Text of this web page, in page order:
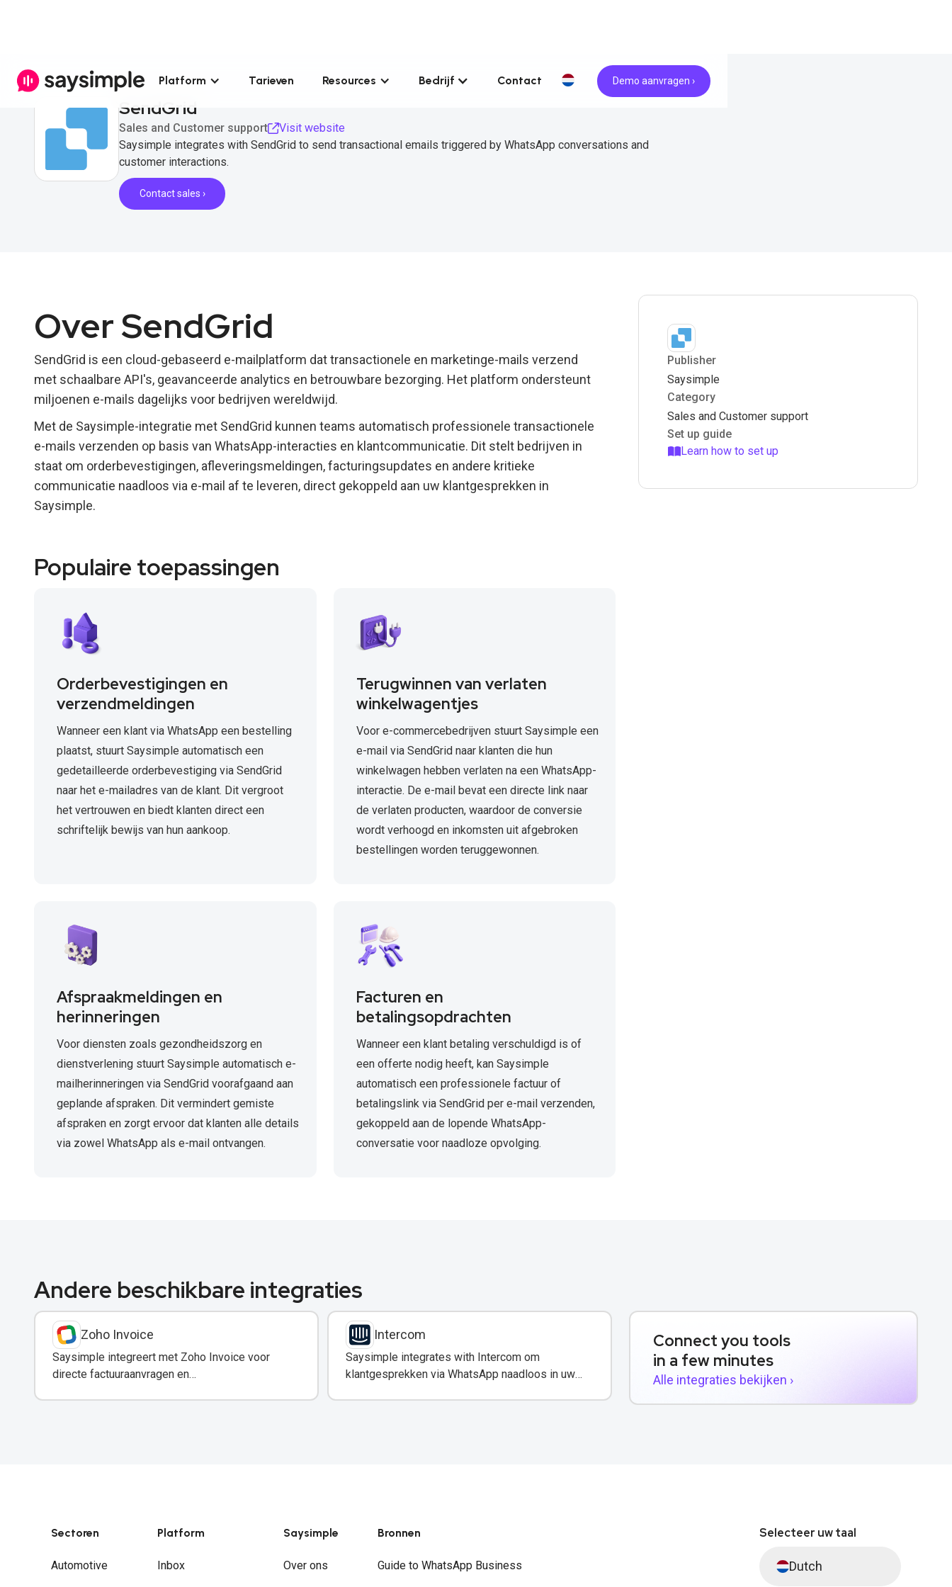
Platform Tarieven Resources Bedrijf Contact Demo aanvragen ›
SendGrid
Sales and Customer support
Visit website
Saysimple integrates with SendGrid to send transactional emails triggered by WhatsApp conversations and
customer interactions.
Contact sales ›
Over SendGrid
SendGrid is een cloud-gebaseerd e-mailplatform dat transactionele en marketinge-mails verzend
met schaalbare API's, geavanceerde analytics en betrouwbare bezorging. Het platform ondersteunt
miljoenen e-mails dagelijks voor bedrijven wereldwijd.
Met de Saysimple-integratie met SendGrid kunnen teams automatisch professionele transactionele
e-mails verzenden op basis van WhatsApp-interacties en klantcommunicatie. Dit stelt bedrijven in
staat om orderbevestigingen, afleveringsmeldingen, facturingsupdates en andere kritieke
communicatie naadloos via e-mail af te leveren, direct gekoppeld aan uw klantgesprekken in
Saysimple.
Populaire toepassingen
Orderbevestigingen en
verzendmeldingen
Wanneer een klant via WhatsApp een bestelling
plaatst, stuurt Saysimple automatisch een
gedetailleerde orderbevestiging via SendGrid
naar het e-mailadres van de klant. Dit vergroot
het vertrouwen en biedt klanten direct een
schriftelijk bewijs van hun aankoop.
Terugwinnen van verlaten
winkelwagentjes
Voor e-commercebedrijven stuurt Saysimple een
e-mail via SendGrid naar klanten die hun
winkelwagen hebben verlaten na een WhatsApp-
interactie. De e-mail bevat een directe link naar
de verlaten producten, waardoor de conversie
wordt verhoogd en inkomsten uit afgebroken
bestellingen worden teruggewonnen.
Afspraakmeldingen en
herinneringen
Voor diensten zoals gezondheidszorg en
dienstverlening stuurt Saysimple automatisch e-
mailherinneringen via SendGrid voorafgaand aan
geplande afspraken. Dit vermindert gemiste
afspraken en zorgt ervoor dat klanten alle details
via zowel WhatsApp als e-mail ontvangen.
Facturen en
betalingsopdrachten
Wanneer een klant betaling verschuldigd is of
een offerte nodig heeft, kan Saysimple
automatisch een professionele factuur of
betalingslink via SendGrid per e-mail verzenden,
gekoppeld aan de lopende WhatsApp-
conversatie voor naadloze opvolging.
Publisher
Saysimple
Category
Sales and Customer support
Set up guide
Learn how to set up
Andere beschikbare integraties
Zoho Invoice
Saysimple integreert met Zoho Invoice voor
directe factuuraanvragen en
Intercom
Saysimple integrates with Intercom om
klantgesprekken via WhatsApp naadloos in uw
Connect you tools
in a few minutes
Alle integraties bekijken ›
Sectoren
Automotive
Platform
Inbox
Saysimple
Over ons
Bronnen
Guide to WhatsApp Business
Selecteer uw taal
Dutch